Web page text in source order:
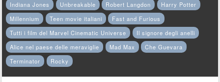
Indiana Jones
Unbreakable Robert Langdon
Harry Potter
Millennium
Teen movie italiani
Fast and Furious
Tutti i film del Marvel Cinematic Universe
Il signore degli anelli
Alice nel paese delle meraviglie
Mad Max
Che Guevara
Terminator
Rocky